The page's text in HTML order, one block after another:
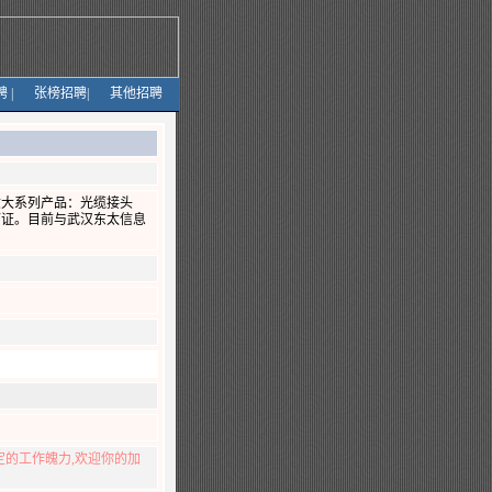
张榜招聘 其他招聘
系列产品：光缆接头
。目前与武汉东太信息
工作魄力,欢迎你的加